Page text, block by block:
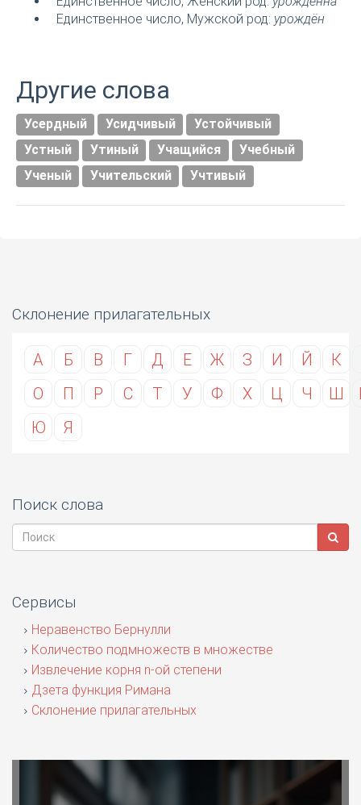
Единственное число, Мужской род: урождён
Другие слова
Усердный Усидчивый
Устойчивый
Устный
Утиный Учащийся
Учебный
Ученый
Учительский Учтивый
Склонение прилагательных
А Б В Г Д Е Ж З И Й К
О
П Р С Т У Ф Х Ц Ч Ш
Ю
Я
Поиск слова
Сервисы
Неравенство Бернулли
Количество подмножеств в множестве
Извлечение корня n-ой степени
Дзета функция Римана
Склонение прилагательных